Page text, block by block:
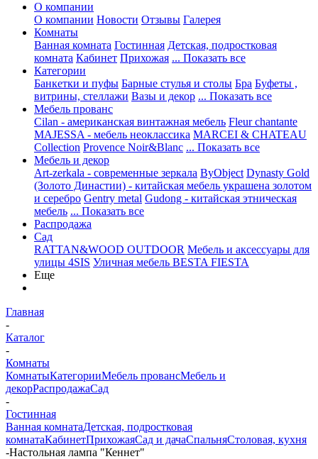
О компании
О компании Новости Отзывы Галерея
Комнаты
Ванная комната Гостинная Детская, подростковая
комната Кабинет Прихожая ... Показать все
Категории
Банкетки и пуфы Барные стулья и столы Бра Буфеты ,
витрины, стеллажи Вазы и декор ... Показать все
Мебель прованс
Cilan - американская винтажная мебель Fleur chantante
MAJESSA - мебель неоклассика MARCEI & CHATEAU
Collection Provence Noir&Blanc ... Показать все
Мебель и декор
Art-zerkala - современные зеркала ByObject Dynasty Gold
(Золото Династии) - китайская мебель украшена золотом
и серебро Gentry metal Gudong - китайская этническая
мебель ... Показать все
Распродажа
Сад
RATTAN&WOOD OUTDOOR Мебель и аксессуары для
улицы 4SIS Уличная мебель BESTA FIESTA
Еще
Главная
-
Каталог
-
Комнаты
КомнатыКатегорииМебель провансМебель и
декорРаспродажаСад
-
Гостинная
Ванная комнатаДетская, подростковая
комнатаКабинетПрихожаяСад и дачаСпальняСтоловая, кухня
-Настольная лампа "Кеннет"